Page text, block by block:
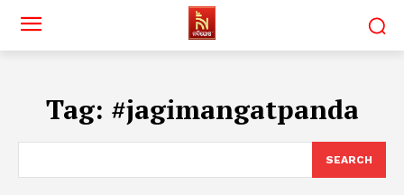
Tag: #jagimangatpanda
SEARCH